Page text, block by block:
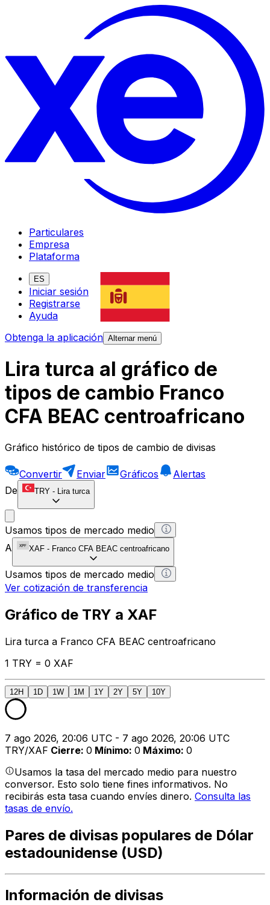
Particulares
Empresa
Plataforma
ES
Iniciar sesión
Registrarse
Ayuda
Obtenga la aplicación Alternar menú
Lira turca al gráfico de
tipos de cambio Franco
CFA BEAC centroafricano
Gráfico histórico de tipos de cambio de divisas
Convertir Enviar Gráficos
Alertas
De
TRY - Lira turca
Usamos tipos de mercado medio
A
XAF - Franco CFA BEAC centroafricano
Usamos tipos de mercado medio
Ver cotización de transferencia
Gráfico de TRY a XAF
Lira turca a Franco CFA BEAC centroafricano
1 TRY = 0 XAF
12H 1D 1W 1M 1Y 2Y 5Y 10Y
7 ago 2026, 20:06 UTC - 7 ago 2026, 20:06 UTC
TRY/XAF Cierre: 0 Mínimo: 0 Máximo: 0
Usamos la tasa del mercado medio para nuestro
conversor. Esto solo tiene fines informativos. No
recibirás esta tasa cuando envíes dinero. Consulta las
tasas de envío.
Pares de divisas populares de Dólar
estadounidense (USD)
Información de divisas